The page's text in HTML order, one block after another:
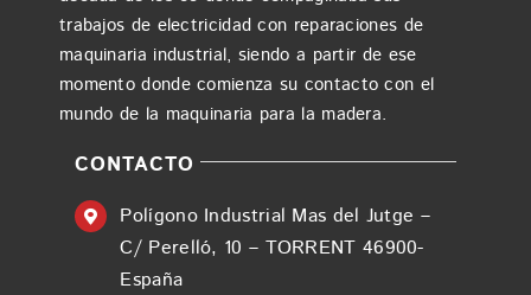
trabajos de electricidad con reparaciones de
maquinaria industrial, siendo a partir de ese
momento donde comienza su contacto con el
mundo de la maquinaria para la madera.
CONTACTO
Polígono Industrial Mas del Jutge –
C/ Perelló, 10 – TORRENT 46900-
España